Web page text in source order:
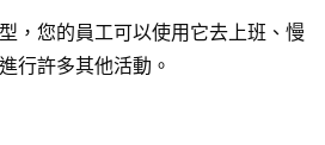
，您的員工可以使用它去上班、慢
行許多其他活動。